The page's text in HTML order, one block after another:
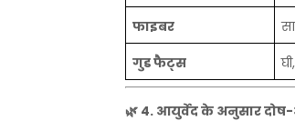
फाइबर
गुडफैट्स घी
🌿 4. आयुर्वेदके अनुसारदोष-